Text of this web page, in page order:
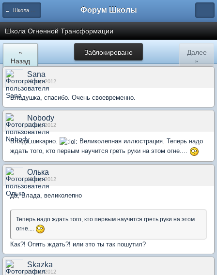
← Школа Холистического Сознания Форум Школы
Школа Огненной Трансформации
Заблокировано
«
Назад
Далее
»
Sana
19 апр 2012
Владушка, спасибо. Очень своевременно.
Nobody
19 апр 2012
Влада,шикарно.
Великолепная иллюстрация. Теперь надо
ждать того, кто первым научится греть руки на этом огне....
Олька
19 апр 2012
да, Влада, великолепно
Теперь надо ждать того, кто первым научится греть руки на этом
огне....
Как?! Опять ждать?! или это ты так пошутил?
Skazka
19 апр 2012